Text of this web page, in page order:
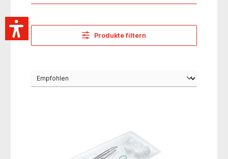
Produkte filtern